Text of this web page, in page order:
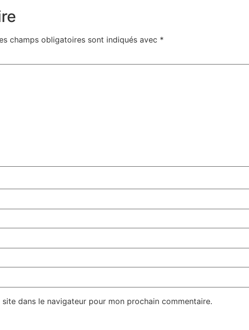
champs obligatoires sont indiqués avec *
dans le navigateur pour mon prochain commentaire.